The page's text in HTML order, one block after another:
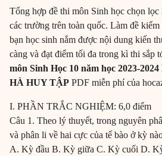
Tổng hợp đề thi môn Sinh học chọn
các trường trên toàn quốc. Làm đề
bạn học sinh nắm được nội dung kiến
càng và đạt điểm tối đa trong kì thi sắp
môn Sinh Học 10 năm học 2023-
HÀ HUY TẬP PDF miễn phí của
I. PHẦN TRẮC NGHIỆM: 6,0 điểm
Câu 1. Theo lý thuyết, trong nguyên
và phân li về hai cực của tế bào ở kỳ
A. Kỳ đầu B. Kỳ giữa C. Kỳ cuối D.